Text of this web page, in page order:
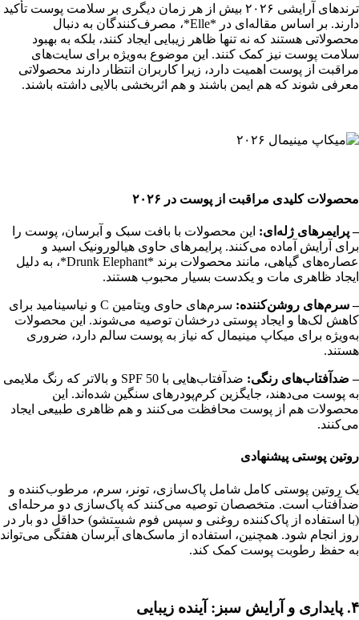
ترندهای آرایشی ۲۰۲۶ بیش از هر زمان دیگری بر سلامت پوست تأکید
دارند. بر اساس مقاله‌ای در *Elle*، مصرف‌کنندگان به دنبال
محصولاتی هستند که نه تنها ظاهر زیبایی ایجاد کنند، بلکه به بهبود
سلامت پوست نیز کمک کنند. این موضوع به‌ویژه برای سایت‌های
مراقبت از پوست اهمیت دارد، زیرا کاربران انتظار دارند محصولاتی
معرفی شوند که هم ایمن باشند و هم اثربخشی بالایی داشته باشند.
محصولات کلیدی مراقبت از پوست در ۲۰۲۶
– پرایمرهای ژله‌ای: این محصولات با بافت سبک و آبرسان، پوست را
برای آرایش آماده می‌کنند. پرایمرهای حاوی هیالورونیک اسید و
عصاره‌های گیاهی، مانند محصولات برند *Drunk Elephant*، به دلیل
ایجاد ظاهری مات و یکدست بسیار محبوب هستند.
– سرم‌های روشن‌کننده:
سرم‌های حاوی ویتامین C و نیاسینامید برای
کاهش لک‌ها و ایجاد پوستی درخشان توصیه می‌شوند. این محصولات
به‌ویژه برای میکاپ مینیمال که نیاز به پوست سالم دارد، ضروری
هستند.
– ضدآفتاب‌های رنگی:
ضدآفتاب‌هایی با SPF 50 و بالاتر که رنگ ملایمی
به پوست می‌دهند، جایگزین کرم‌پودرهای سنگین شده‌اند. این
محصولات هم از پوست محافظت می‌کنند و هم ظاهری طبیعی ایجاد
می‌کنند.
روتین پوستی پیشنهادی
یک روتین پوستی کامل شامل پاک‌سازی، تونر، سرم، مرطوب‌کننده و
ضدآفتاب است. متخصصان توصیه می‌کنند که پاک‌سازی دو مرحله‌ای
(با استفاده از پاک‌کننده روغنی و سپس فوم شستشو) حداقل دو بار در
روز انجام شود. همچنین، استفاده از ماسک‌های آبرسان هفتگی می‌تواند
به حفظ رطوبت پوست کمک کند.
۴. پایداری و آرایش سبز: آینده زیبایی